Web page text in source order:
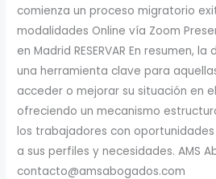
comienza un proceso migratorio
modalidades Online vía Zoom
en Madrid RESERVAR En resumen,
una herramienta clave para
acceder o mejorar su situación en
ofreciendo un mecanismo
los trabajadores con
a sus perfiles y necesidades. AMS
contacto@amsabogados.com